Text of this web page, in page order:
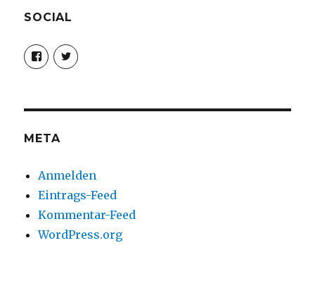
SOCIAL
Profil
von
christoph.fleischer1
anzeigen
Profil
von
anzeigen
META
Anmelden
Eintrags-Feed
Kommentar-Feed
WordPress.org